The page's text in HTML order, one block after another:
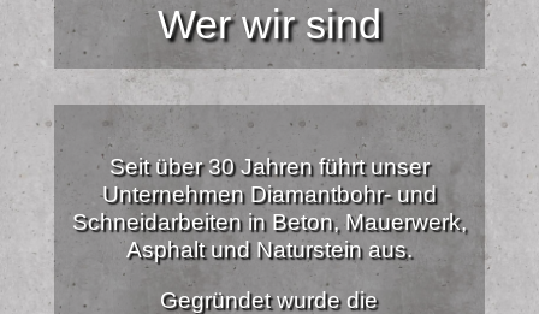
Wer wir sind
Seit über 30 Jahren führt unser
Unternehmen Diamantbohr- und
Schneidarbeiten in Beton, Mauerwerk,
Asphalt und Naturstein aus.
Gegründet wurde die